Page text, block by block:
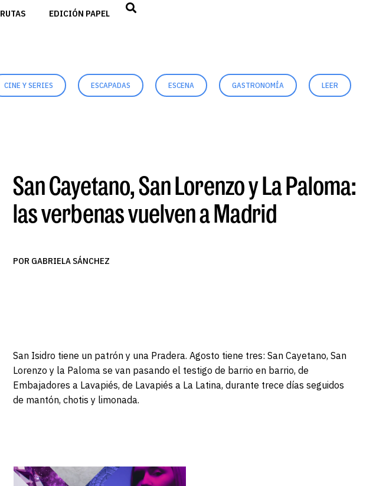
RUTAS EDICIÓN PAPEL
CINE Y SERIES ESCAPADAS ESCENA GASTRONOMÍA LEER
San Cayetano, San Lorenzo y La Paloma:
las verbenas vuelven a Madrid
POR GABRIELA SÁNCHEZ
San Isidro tiene un patrón y una Pradera. Agosto tiene tres: San Cayetano, San
Lorenzo y la Paloma se van pasando el testigo de barrio en barrio, de
Embajadores a Lavapiés, de Lavapiés a La Latina, durante trece días seguidos
de mantón, chotis y limonada.